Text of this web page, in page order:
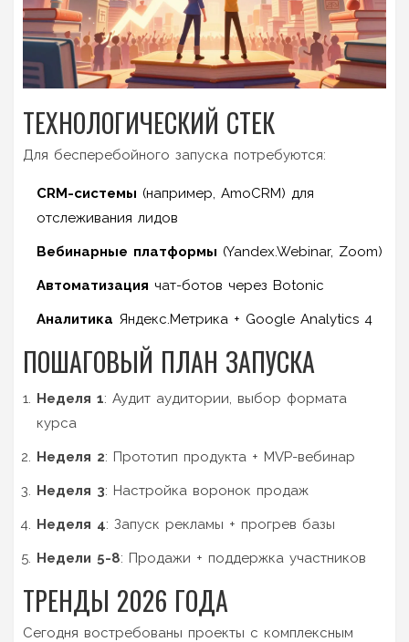
ТЕХНОЛОГИЧЕСКИЙ СТЕК
Для бесперебойного запуска потребуются:
CRM-системы (например, AmoCRM) для
отслеживания лидов
Вебинарные платформы (Yandex.Webinar, Zoom)
Автоматизация чат-ботов через Botonic
Аналитика Яндекс.Метрика + Google Analytics 4
ПОШАГОВЫЙ ПЛАН ЗАПУСКА
Неделя 1: Аудит аудитории, выбор формата
курса
Неделя 2: Прототип продукта + MVP-вебинар
Неделя 3: Настройка воронок продаж
Неделя 4: Запуск рекламы + прогрев базы
Недели 5-8: Продажи + поддержка участников
ТРЕНДЫ 2026 ГОДА
Сегодня востребованы проекты с комплексным